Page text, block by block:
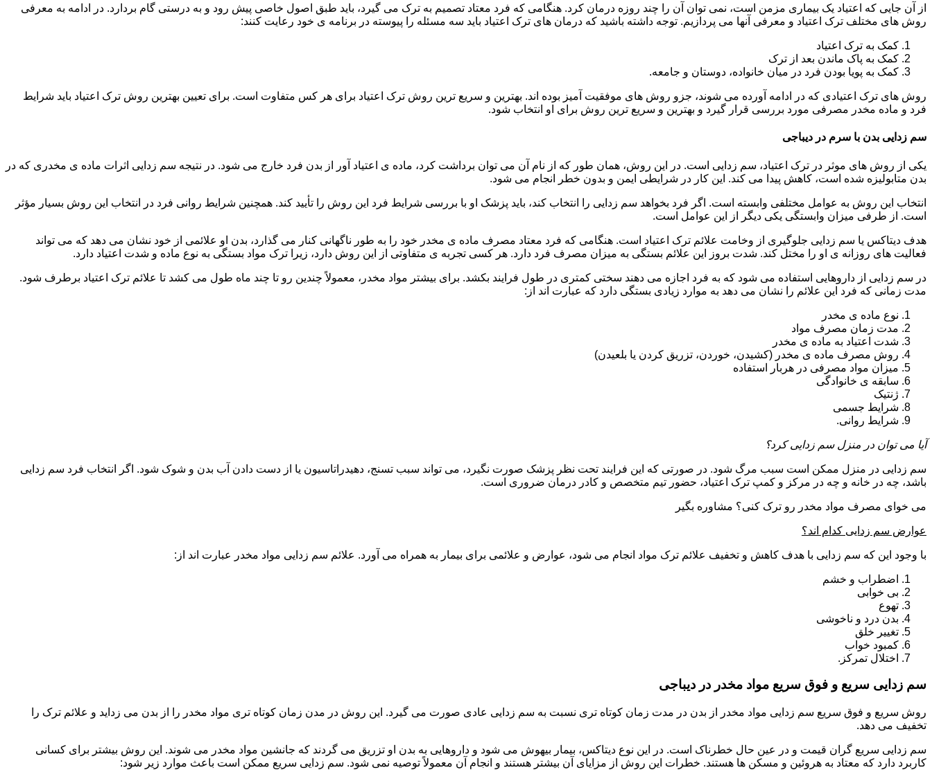
از آن جایی که اعتیاد یک بیماری مزمن است، نمی توان آن را چند روزه درمان کرد. هنگامی که فرد معتاد تصمیم به ترک می گیرد، باید طبق اصول خاصی پیش رود و به درستی گام بردارد. در ادامه به معرفی
روش های مختلف ترک اعتیاد و معرفی آنها می پردازیم. توجه داشته باشید که درمان های ترک اعتیاد باید سه مسئله را پیوسته در برنامه ی خود رعایت کنند:
کمک به ترک اعتیاد
کمک به پاک ماندن بعد از ترک
کمک به پویا بودن فرد در میان خانواده، دوستان و جامعه.
روش های ترک اعتیادی که در ادامه آورده می شوند، جزو روش های موفقیت آمیز بوده اند. بهترین و سریع ترین روش ترک اعتیاد برای هر کس متفاوت است. برای تعیین بهترین روش ترک اعتیاد باید شرایط
فرد و ماده مخدر مصرفی مورد بررسی قرار گیرد و بهترین و سریع ترین روش برای او انتخاب شود.
سم زدایی بدن با سرم در دیباجی
یکی از روش های موثر در ترک اعتیاد، سم زدایی است. در این روش، همان طور که از نام آن می توان برداشت کرد، ماده ی اعتیاد آور از بدن فرد خارج می شود. در نتیجه سم زدایی اثرات ماده ی مخدری که در
بدن متابولیزه شده است، کاهش پیدا می کند. این کار در شرایطی ایمن و بدون خطر انجام می شود.
انتخاب این روش به عوامل مختلفی وابسته است. اگر فرد بخواهد سم زدایی را انتخاب کند، باید پزشک او با بررسی شرایط فرد این روش را تأیید کند. همچنین شرایط روانی فرد در انتخاب این روش بسیار مؤثر
است. از طرفی میزان وابستگی یکی دیگر از این عوامل است.
هدف دیتاکس یا سم زدایی جلوگیری از وخامت علائم ترک اعتیاد است. هنگامی که فرد معتاد مصرف ماده ی مخدر خود را به طور ناگهانی کنار می گذارد، بدن او علائمی از خود نشان می دهد که می تواند
فعالیت های روزانه ی او را مختل کند. شدت بروز این علائم بستگی به میزان مصرف فرد دارد. هر کسی تجربه ی متفاوتی از این روش دارد، زیرا ترک مواد بستگی به نوع ماده و شدت اعتیاد دارد.
در سم زدایی از داروهایی استفاده می شود که به فرد اجازه می دهند سختی کمتری در طول فرایند بکشد. برای بیشتر مواد مخدر، معمولاً چندین رو تا چند ماه طول می کشد تا علائم ترک اعتیاد برطرف شود.
مدت زمانی که فرد این علائم را نشان می دهد به موارد زیادی بستگی دارد که عبارت اند از:
نوع ماده ی مخدر
مدت زمان مصرف مواد
شدت اعتیاد به ماده ی مخدر
روش مصرف ماده ی مخدر (کشیدن، خوردن، تزریق کردن یا بلعیدن)
میزان مواد مصرفی در هربار استفاده
سابقه ی خانوادگی
ژنتیک
شرایط جسمی
شرایط روانی.
آیا می توان در منزل سم زدایی کرد؟
سم زدایی در منزل ممکن است سبب مرگ شود. در صورتی که این فرایند تحت نظر پزشک صورت نگیرد، می تواند سبب تسنج، دهیدراتاسیون یا از دست دادن آب بدن و شوک شود. اگر انتخاب فرد سم زدایی
باشد، چه در خانه و چه در مرکز و کمپ ترک اعتیاد، حضور تیم متخصص و کادر درمان ضروری است.
می خوای مصرف مواد مخدر رو ترک کنی؟ مشاوره بگیر
عوارض سم زدایی کدام اند؟
با وجود این که سم زدایی با هدف کاهش و تخفیف علائم ترک مواد انجام می شود، عوارض و علائمی برای بیمار به همراه می آورد. علائم سم زدایی مواد مخدر عبارت اند از:
اضطراب و خشم
بی خوابی
تهوع
بدن درد و ناخوشی
تغییر خلق
کمبود خواب
اختلال تمرکز.
سم زدایی سریع و فوق سریع مواد مخدر در دیباجی
روش سریع و فوق سریع سم زدایی مواد مخدر از بدن در مدت زمان کوتاه تری نسبت به سم زدایی عادی صورت می گیرد. این روش در مدن زمان کوتاه تری مواد مخدر را از بدن می زداید و علائم ترک را
تخفیف می دهد.
سم زدایی سریع گران قیمت و در عین حال خطرناک است. در این نوع دیتاکس، بیمار بیهوش می شود و داروهایی به بدن او تزریق می گردند که جانشین مواد مخدر می شوند. این روش بیشتر برای کسانی
کاربرد دارد که معتاد به هروئین و مسکن ها هستند. خطرات این روش از مزایای آن بیشتر هستند و انجام آن معمولاً توصیه نمی شود. سم زدایی سریع ممکن است باعث موارد زیر شود: